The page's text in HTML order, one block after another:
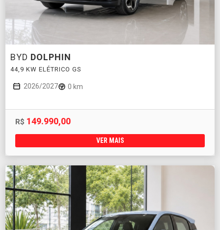
BYD DOLPHIN
44,9 KW ELÉTRICO GS
2026/2027 0 km
R$ 149.990,00
VER MAIS